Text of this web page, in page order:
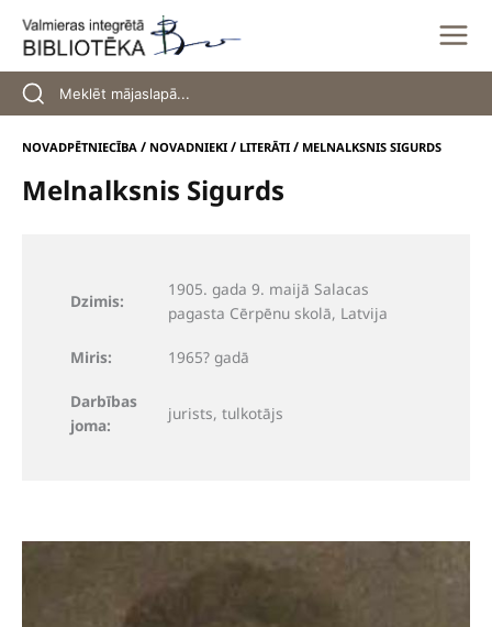
content
NOVADPĒTNIECĪBA / NOVADNIEKI / LITERĀTI / MELNALKSNIS SIGURDS
Melnalksnis Sigurds
Dzimis:
1905. gada 9. maijā Salacas
pagasta Cērpēnu skolā, Latvija
Miris: 1965? gadā
Darbības
joma:
jurists, tulkotājs